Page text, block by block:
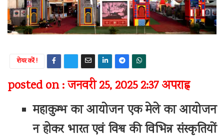
शेयर करें !
posted on : जनवरी 25, 2025 2:37 अपराह्न
महाकुम्भ का आयोजन एक मेले का आयोजन
न होकर भारत एवं विश्व की विभिन्न संस्कृतियों